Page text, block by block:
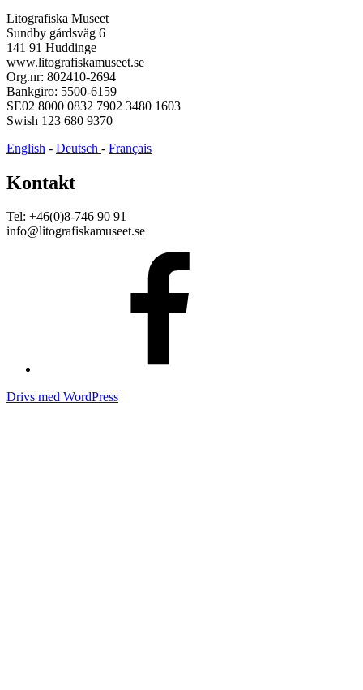
Litografiska Museet
Sundby gårdsväg 6
141 91 Huddinge
www.litografiskamuseet.se
Org.nr: 802410-2694
Bankgiro: 5500-6159
SE02 8000 0832 7902 3480 1603
Swish 123 680 9370
English - Deutsch - Français
Kontakt
Tel: +46(0)8-746 90 91
info@litografiskamuseet.se
Drivs med WordPress